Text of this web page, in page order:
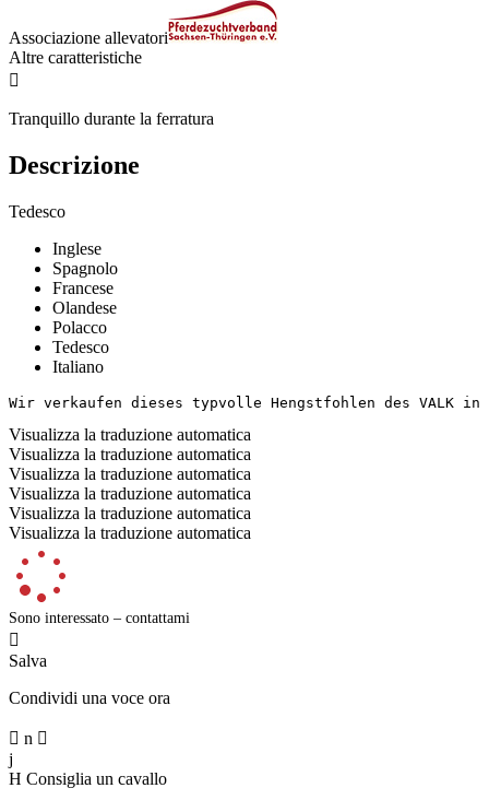
Associazione allevatori
Altre caratteristiche

Tranquillo durante la ferratura
Descrizione
Tedesco
Inglese
Spagnolo
Francese
Olandese
Polacco
Tedesco
Italiano
Wir verkaufen dieses typvolle Hengstfohlen des VALK
Visualizza la traduzione automatica
Visualizza la traduzione automatica
Visualizza la traduzione automatica
Visualizza la traduzione automatica
Visualizza la traduzione automatica
Visualizza la traduzione automatica
Sono interessato – contattami

Salva
Condividi una voce ora
 n 
j
H Consiglia un cavallo